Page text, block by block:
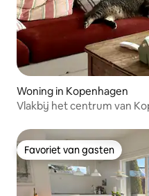
Woning in Kopenhagen
Vlakbij het centrum van
Favoriet van gasten
Favoriet van gasten